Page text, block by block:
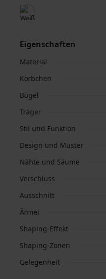
Eigenschaften
Material
Körbchen
Bügel
Träger
Stil und Funktion
Design und Muster
Nähte und Säume
Verschluss
Ausschnitt
Ärmel
Shaping-Effekt
Shaping-Zonen
Gelegenheit